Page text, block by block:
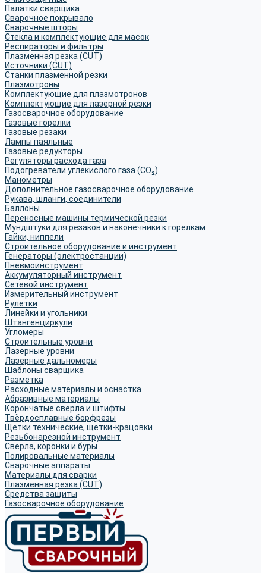
Палатки сварщика
Сварочное покрывало
Сварочные шторы
Стекла и комплектующие для масок
Респираторы и фильтры
Плазменная резка (CUT)
Источники (CUT)
Станки плазменной резки
Плазмотроны
Комплектующие для плазмотронов
Комплектующие для лазерной резки
Газосварочное оборудование
Газовые горелки
Газовые резаки
Лампы паяльные
Газовые редукторы
Регуляторы расхода газа
Подогреватели углекислого газа (CO₂)
Манометры
Дополнительное газосварочное оборудование
Рукава, шланги, соединители
Баллоны
Переносные машины термической резки
Мундштуки для резаков и наконечники к горелкам
Гайки, ниппели
Строительное оборудование и инструмент
Генераторы (электростанции)
Пневмоинструмент
Аккумуляторный инструмент
Сетевой инструмент
Измерительный инструмент
Рулетки
Линейки и угольники
Штангенциркули
Угломеры
Строительные уровни
Лазерные уровни
Лазерные дальномеры
Шаблоны сварщика
Разметка
Расходные материалы и оснастка
Абразивные материалы
Корончатые сверла и штифты
Твёрдосплавные борфрезы
Щетки технические, щетки-крацовки
Резьбонарезной инструмент
Сверла, коронки и буры
Полировальные материалы
Сварочные аппараты
Материалы для сварки
Плазменная резка (CUT)
Средства защиты
Газосварочное оборудование